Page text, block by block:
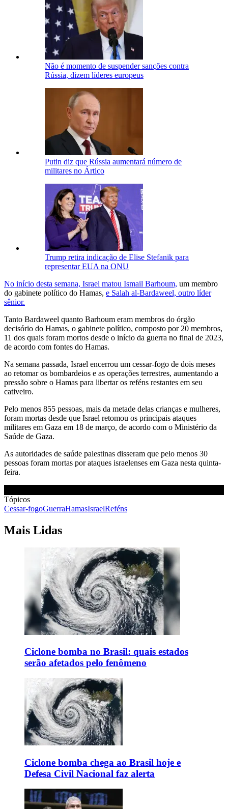
Não é momento de suspender sanções contra
Rússia, dizem líderes europeus
Putin diz que Rússia aumentará número de
militares no Ártico
Trump retira indicação de Elise Stefanik para
representar EUA na ONU
No início desta semana, Israel matou Ismail Barhoum, um membro
do gabinete político do Hamas, e Salah al-Bardaweel, outro líder
sênior.
Tanto Bardaweel quanto Barhoum eram membros do órgão
decisório do Hamas, o gabinete político, composto por 20 membros,
11 dos quais foram mortos desde o início da guerra no final de 2023,
de acordo com fontes do Hamas.
Na semana passada, Israel encerrou um cessar-fogo de dois meses
ao retomar os bombardeios e as operações terrestres, aumentando a
pressão sobre o Hamas para libertar os reféns restantes em seu
cativeiro.
Pelo menos 855 pessoas, mais da metade delas crianças e mulheres,
foram mortas desde que Israel retomou os principais ataques
militares em Gaza em 18 de março, de acordo com o Ministério da
Saúde de Gaza.
As autoridades de saúde palestinas disseram que pelo menos 30
pessoas foram mortas por ataques israelenses em Gaza nesta quinta-
feira.
Tópicos
Cessar-fogoGuerraHamasIsraelReféns
Mais Lidas
Ciclone bomba no Brasil: quais estados
serão afetados pelo fenômeno
Ciclone bomba chega ao Brasil hoje e
Defesa Civil Nacional faz alerta